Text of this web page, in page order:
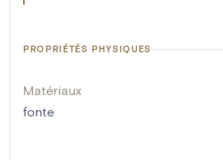
PROPRIÉTÉS PHYSIQUES
Matériaux
fonte